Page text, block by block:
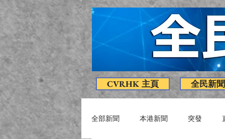
CVRHK 主頁 全民新
全部新聞 本港新聞 突發